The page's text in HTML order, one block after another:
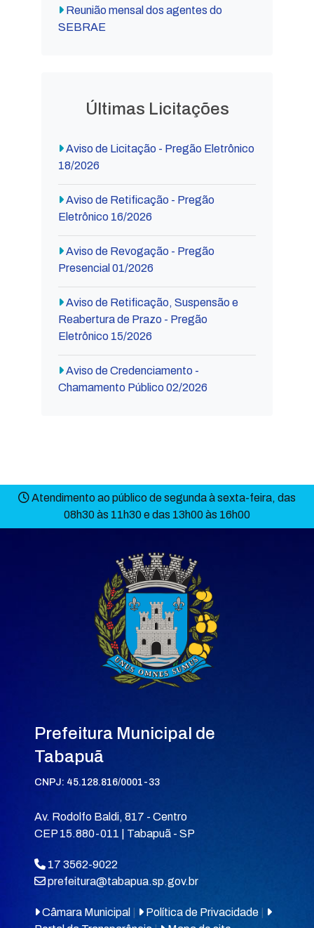
Reunião mensal dos agentes do
SEBRAE
Últimas Licitações
Aviso de Licitação - Pregão Eletrônico
18/2026
Aviso de Retificação - Pregão
Eletrônico 16/2026
Aviso de Revogação - Pregão
Presencial 01/2026
Aviso de Retificação, Suspensão e
Reabertura de Prazo - Pregão
Eletrônico 15/2026
Aviso de Credenciamento -
Chamamento Público 02/2026
Atendimento ao público de segunda à sexta-feira, das
08h30 às 11h30 e das 13h00 às 16h00
Prefeitura Municipal de
Tabapuã
CNPJ: 45.128.816/0001-33
Av. Rodolfo Baldi, 817 - Centro
CEP 15.880-011 | Tabapuã - SP
17 3562-9022
prefeitura@tabapua.sp.gov.br
Câmara Municipal Política de Privacidade